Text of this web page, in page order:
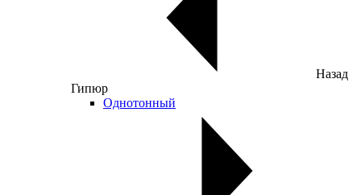
Назад
Гипюр
Однотонный